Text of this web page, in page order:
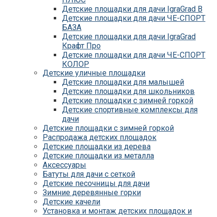
Детские площадки для дачи IgraGrad B
Детские площадки для дачи ЧЕ-СПОРТ
БАЗА
Детские площадки для дачи IgraGrad
Крафт Про
Детские площадки для дачи ЧЕ-СПОРТ
КОЛОР
Детские площадки для дачи IgraGrad С
Детские площадки для дачи ЧЕ-СПОРТ
КАРКАС
Детские площадки для дачи Савушка
КУБ
Детские уличные игровые площадки
для дачи IgraGrad К
Детские площадки для дачи IgraGrad W
Детские площадки для дачи Выше всех
Детские площадки для дачи Romana
Детские уличные площадки IgraGrad X
Детские площадки для дачи ЛЕГЕНДА
ЛЕСА серия ВСЕСЕЗОННАЯ
Детские площадки Савушка 4 Сезона
Детские площадки Савушка Мастер
(Махагон)
Детские уличные площадки
Детские площадки для малышей
Детские площадки для школьников
Детские площадки с зимней горкой
Детские спортивные комплексы для
дачи
Детские площадки с зимней горкой
Распродажа детских площадок
Детские площадки из дерева
Детские площадки из металла
Аксессуары
Батуты для дачи с сеткой
Детские песочницы для дачи
Зимние деревянные горки
Детские качели
Установка и монтаж детских площадок и